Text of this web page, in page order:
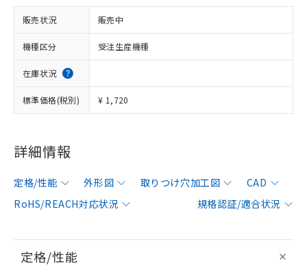
販売状況 販売中
機種区分 受注生産機種
在庫状況
標準価格(税別) ¥ 1,720
詳細情報
定格/性能 外形図 取りつけ穴加工図
CAD
RoHS/REACH対応状況
規格認証/適合状況
定格/性能